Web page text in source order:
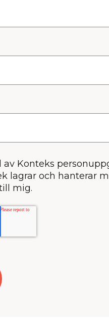
av Konteks
lagrar och hanterar
mig.